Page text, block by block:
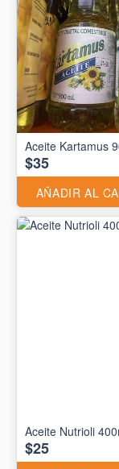
Aceite Kartamus
$35
AÑADIR AL
Aceite Nutrioli
$25